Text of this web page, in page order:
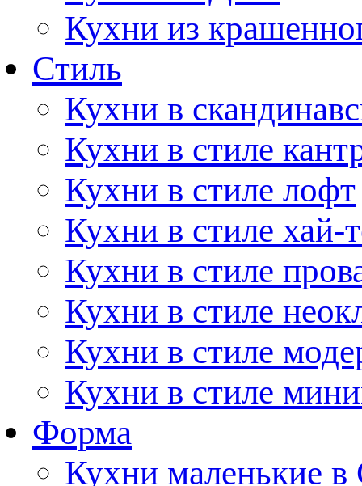
Кухни из
Стиль
Кухни в
Кухни в стиле
Кухни в стиле лофт
Кухни в стиле хай-
Кухни в стиле
Кухни в стиле
Кухни в стиле
Кухни в стиле
Форма
Кухни маленькие в